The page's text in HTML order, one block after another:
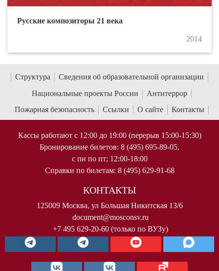
Русские композиторы 21 века
2014
Структура
Сведения об образовательной организации
Национальные проекты России
Антитеррор
Пожарная безопасность
Ссылки О сайте Контакты
Кассы работают с 12:00 до 19:00 (перерыв 15:00-15:30)
Бронирование билетов: 8 (495) 695-89-05,
с пн по пт; 12:00-18:00
Справки по билетам: 8 (495) 629-91-68
КОНТАКТЫ
125009 Москва, ул Большая Никитская 13/6
document@mosconsv.ru
+7 495 629-20-60 (только по ВУЗу)